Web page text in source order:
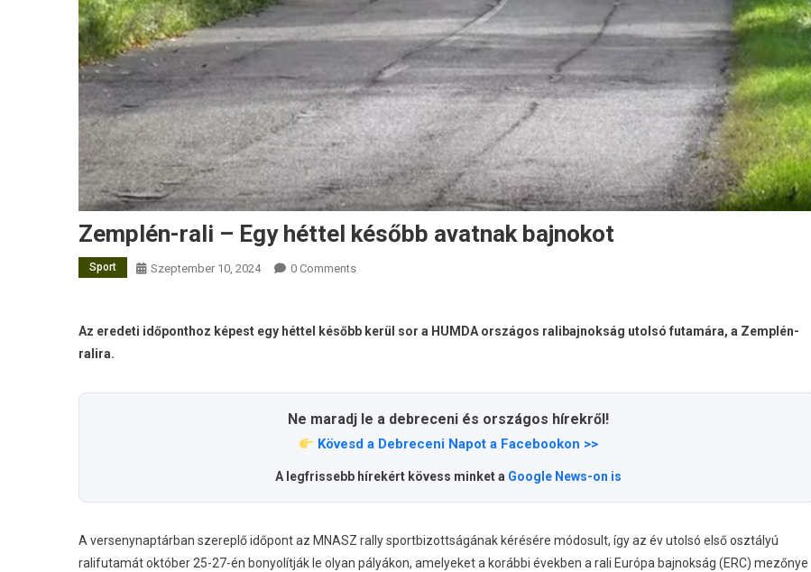
Zemplén-rali – Egy héttel később avatnak bajnokot
Sport Szeptember 10, 2024 0 Comments
Az eredeti időponthoz képest egy héttel később kerül sor a HUMDA országos ralibajnokság utolsó futamára, a Zemplén-
ralira.
Ne maradj le a debreceni és országos hírekről!
Kövesd a Debreceni Napot a Facebookon >>
A legfrissebb hírekért kövess minket a Google News-on is
A versenynaptárban szereplő időpont az MNASZ rally sportbizottságának kérésére módosult, így az év utolsó első osztályú
ralifutamát október 25-27-én bonyolítják le olyan pályákon, amelyeket a korábbi években a rali Európa bajnokság (ERC) mezőnye